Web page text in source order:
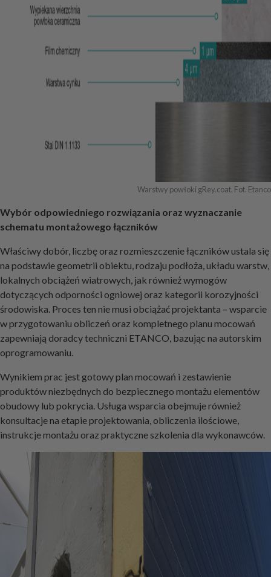
Warstwy powłoki gRey.coat. Fot. Etanco
Wybór odpowiedniego rozwiązania oraz wyznaczanie
schematu montażowego łączników
Właściwy dobór, liczbę oraz rozmieszczenie łączników ustala się
na podstawie geometrii obiektu, rodzaju podłoża, układu warstw,
lokalnych obciążeń wiatrowych, jak również wymogów
dotyczących odporności ogniowej oraz kategorii korozyjności
środowiska. Proces ten nie musi obciążać projektanta – wsparcie
w przygotowaniu obliczeń oraz kompletnego planu mocowań
zapewniają doradcy techniczni ETANCO, bazując na autorskim
oprogramowaniu.
Wynikiem prac jest gotowy plan mocowań i zestawienie
produktów niezbędnych do bezpiecznego montażu elementów
obudowy lub pokrycia. Usługa wsparcia obejmuje również
konsultacje na etapie projektowania, obliczenia ilościowe,
instrukcje montażu oraz praktyczne szkolenia dla wykonawców.